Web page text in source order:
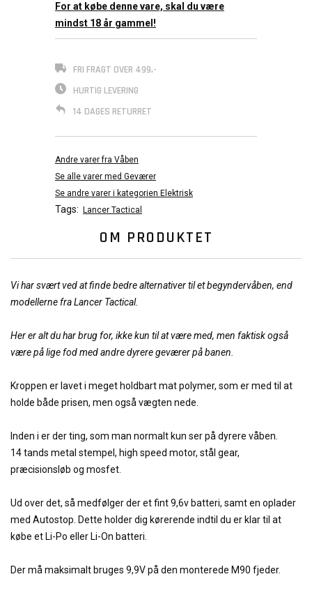
For at købe denne vare, skal du være
mindst 18 år gammel!
FRI FRAGT OVER 499,-
HURTIG LEVERING
14 DAGES RETURRET
Andre varer fra Våben
Se alle varer med Geværer
Se andre varer i kategorien Elektrisk
Tags: Lancer Tactical
OM PRODUKTET
Vi har svært ved at finde bedre alternativer til et begyndervåben, end
modellerne fra Lancer Tactical.
Her er alt du har brug for, ikke kun til at være med, men faktisk også
være på lige fod med andre dyrere geværer på banen.
Kroppen er lavet i meget holdbart mat polymer, som er med til at
holde både prisen, men også vægten nede.
Inden i er der ting, som man normalt kun ser på dyrere våben.
14 tands metal stempel, high speed motor, stål gear,
præcisionsløb og mosfet.
Ud over det, så medfølger der et fint 9,6v batteri, samt en oplader
med Autostop. Dette holder dig kørerende indtil du er klar til at
købe et Li-Po eller Li-On batteri.
Der må maksimalt bruges 9,9V på den monterede M90 fjeder.